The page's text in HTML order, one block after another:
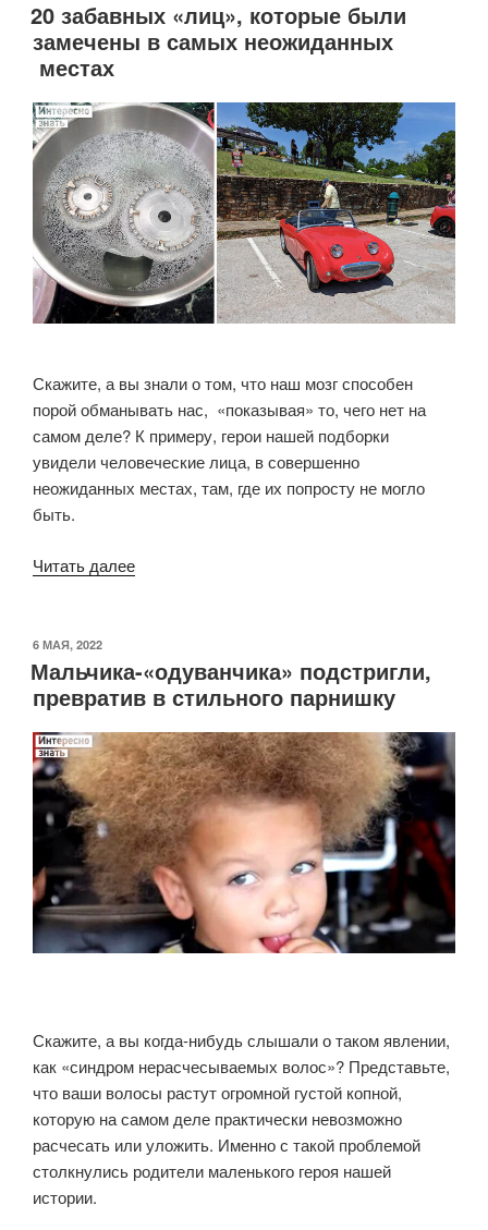
даже
самых
20 забавных «лиц», которые были
замечены в самых неожиданных
местах
Скажите, а вы знали о том, что наш мозг способен
порой обманывать нас, «показывая» то, чего нет на
самом деле? К примеру, герои нашей подборки
увидели человеческие лица, в совершенно
неожиданных местах, там, где их попросту не могло
быть.
Читать далее«20
были
замечены
самых
неожиданных
местах»
ОПУБЛИКОВАНО
6 МАЯ, 2022
Мальчика-«одуванчика» подстригли,
превратив в стильного парнишку
Скажите, а вы когда-нибудь слышали о таком явлении,
как «синдром нерасчесываемых волос»? Представьте,
что ваши волосы растут огромной густой копной,
которую на самом деле практически невозможно
расчесать или уложить. Именно с такой проблемой
столкнулись родители маленького героя нашей
истории.